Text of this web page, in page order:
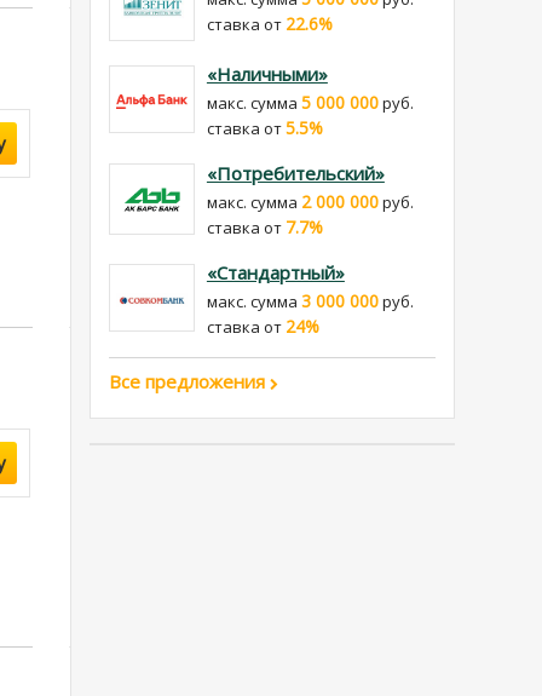
cтавка от 22.6%
«Наличными»
макс. сумма 5 000 000руб.
cтавка от5.5%
«Потребительский»
макс. сумма 2 000 000руб.
cтавка от 7.7%
«Стандартный»
макс. сумма 3 000 000руб.
cтавка от 24%
Все предложения